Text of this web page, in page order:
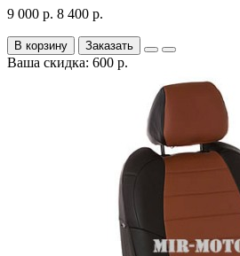
9 000 р. 8 400 р.
В корзину Заказать
Ваша скидка: 600 р.